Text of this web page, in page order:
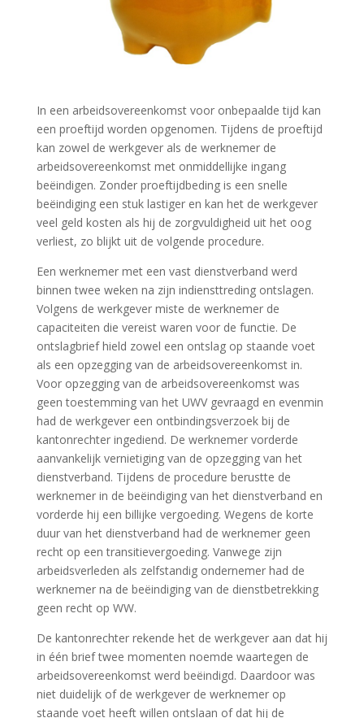
In een arbeidsovereenkomst voor onbepaalde tijd kan
een proeftijd worden opgenomen. Tijdens de proeftijd
kan zowel de werkgever als de werknemer de
arbeidsovereenkomst met onmiddellijke ingang
beëindigen. Zonder proeftijdbeding is een snelle
beëindiging een stuk lastiger en kan het de werkgever
veel geld kosten als hij de zorgvuldigheid uit het oog
verliest, zo blijkt uit de volgende procedure.
Een werknemer met een vast dienstverband werd
binnen twee weken na zijn indiensttreding ontslagen.
Volgens de werkgever miste de werknemer de
capaciteiten die vereist waren voor de functie. De
ontslagbrief hield zowel een ontslag op staande voet
als een opzegging van de arbeidsovereenkomst in.
Voor opzegging van de arbeidsovereenkomst was
geen toestemming van het UWV gevraagd en evenmin
had de werkgever een ontbindingsverzoek bij de
kantonrechter ingediend. De werknemer vorderde
aanvankelijk vernietiging van de opzegging van het
dienstverband. Tijdens de procedure berustte de
werknemer in de beëindiging van het dienstverband en
vorderde hij een billijke vergoeding. Wegens de korte
duur van het dienstverband had de werknemer geen
recht op een transitievergoeding. Vanwege zijn
arbeidsverleden als zelfstandig ondernemer had de
werknemer na de beëindiging van de dienstbetrekking
geen recht op WW.
De kantonrechter rekende het de werkgever aan dat hij
in één brief twee momenten noemde waartegen de
arbeidsovereenkomst werd beëindigd. Daardoor was
niet duidelijk of de werkgever de werknemer op
staande voet heeft willen ontslaan of dat hij de